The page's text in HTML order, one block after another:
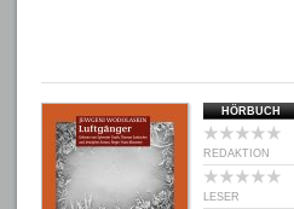
HÖRBUCH
REDAKTION
LESER